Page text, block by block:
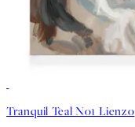
Tranquil Teal No1 Lienzo